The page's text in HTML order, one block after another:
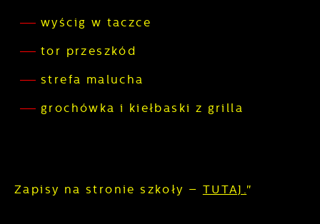
wyścig w taczce
tor przeszkód
strefa malucha
grochówka i kiełbaski z grilla
Zapisy na stronie szkoły – TUTAJ."